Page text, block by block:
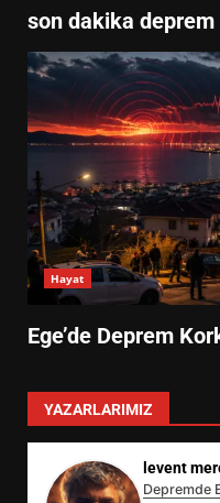
son dakika deprem
Hayat
Ege’de Deprem
YAZARLARIMIZ
levent
Depremde